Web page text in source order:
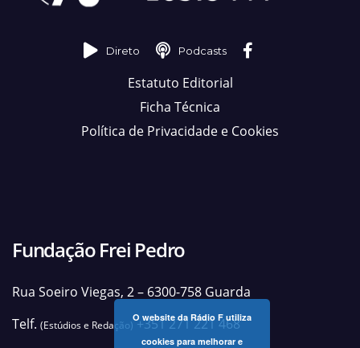
Direto Podcasts
Estatuto Editorial
Ficha Técnica
Política de Privacidade e Cookies
Fundação Frei Pedro
Rua Soeiro Viegas, 2 – 6300-758 Guarda
Telf. (Estúdios e Redação)+351 271 221 468
O website da Rádio F utiliza
cookies para melhorar e